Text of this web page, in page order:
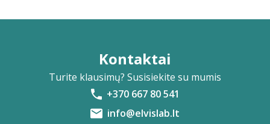
Kontaktai
Turite klausimų? Susisiekite su mumis
+370 667 80 541
info@elvislab.lt